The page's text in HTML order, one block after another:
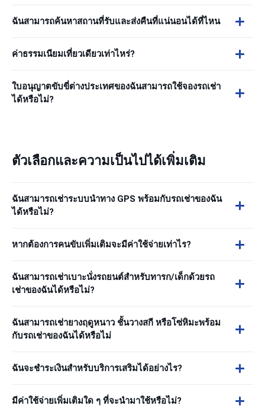
ฉันสามารถค้นหาสถานที่รับและส่งคืนที่แน่นอนได้ที่ไหน
ค่าธรรมเนียมเที่ยวเดียวเท่าไหร่?
ใบอนุญาตขับขี่ต่างประเทศของฉันสามารถใช้จองรถเช่า
ได้หรือไม่?
ตัวเลือกและความเป็นไปได้เพิ่มเติม
ฉันสามารถเช่าระบบนำทาง GPS พร้อมกับรถเช่าของฉัน
ได้หรือไม่?
หากต้องการคนขับเพิ่มเติมจะมีค่าใช้จ่ายเท่าไร?
ฉันสามารถเช่าเบาะนั่งรถยนต์สำหรับทารก/เด็กด้วยรถ
เช่าของฉันได้หรือไม่?
ฉันสามารถเช่ายางฤดูหนาว ชั้นวางสกี หรือโซ่หิมะพร้อม
กับรถเช่าของฉันได้หรือไม่
ฉันจะชำระเงินสำหรับบริการเสริมได้อย่างไร?
มีค่าใช้จ่ายเพิ่มเติมใด ๆ ที่จะนำมาใช้หรือไม่?